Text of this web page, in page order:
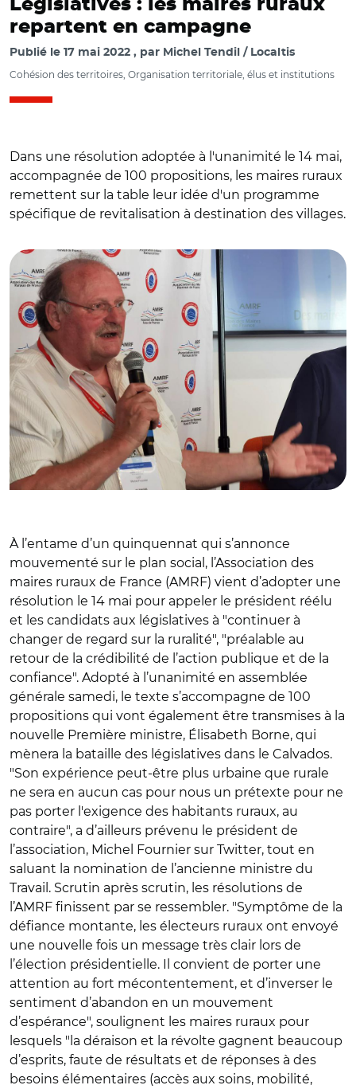
Législatives : les maires ruraux
repartent en campagne
Publié le 17 mai 2022 par Michel Tendil / Localtis
Cohésion des territoires, Organisation territoriale, élus et institutions
Dans une résolution adoptée à l'unanimité le 14 mai,
accompagnée de 100 propositions, les maires ruraux
remettent sur la table leur idée d'un programme
spécifique de revitalisation à destination des villages.
© @Maires_Ruraux/ Michel Fournier lors de l'assemblée
À l’entame d’un quinquennat qui s’annonce
mouvementé sur le plan social, l’Association des
maires ruraux de France (AMRF) vient d’adopter une
résolution le 14 mai pour appeler le président réélu
et les candidats aux législatives à "continuer à
changer de regard sur la ruralité", "préalable au
retour de la crédibilité de l’action publique et de la
confiance". Adopté à l’unanimité en assemblée
générale samedi, le texte s’accompagne de 100
propositions qui vont également être transmises à la
nouvelle Première ministre, Élisabeth Borne, qui
mènera la bataille des législatives dans le Calvados.
"Son expérience peut-être plus urbaine que rurale
ne sera en aucun cas pour nous un prétexte pour ne
pas porter l'exigence des habitants ruraux, au
contraire", a d’ailleurs prévenu le président de
l’association, Michel Fournier sur Twitter, tout en
saluant la nomination de l’ancienne ministre du
Travail. Scrutin après scrutin, les résolutions de
l’AMRF finissent par se ressembler. "Symptôme de la
défiance montante, les électeurs ruraux ont envoyé
une nouvelle fois un message très clair lors de
l’élection présidentielle. Il convient de porter une
attention au fort mécontentement, et d’inverser le
sentiment d’abandon en un mouvement
d’espérance", soulignent les maires ruraux pour
lesquels "la déraison et la révolte gagnent beaucoup
d’esprits, faute de résultats et de réponses à des
besoins élémentaires (accès aux soins, mobilité,